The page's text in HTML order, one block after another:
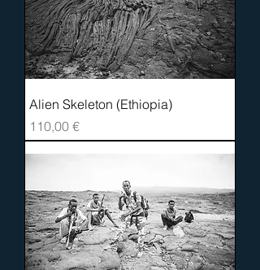
Alien Skeleton (Ethiopia)
Prix
110,00 €